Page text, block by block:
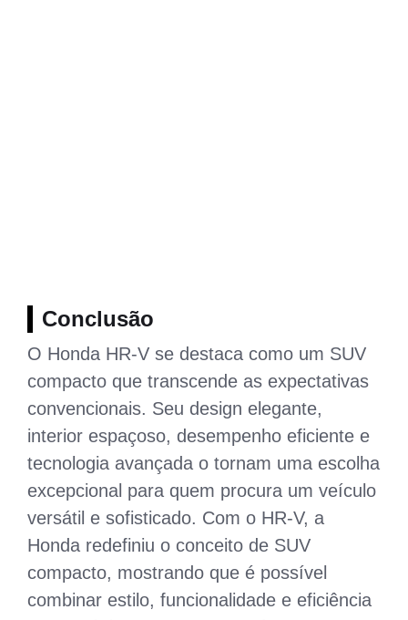
Conclusão
O Honda HR-V se destaca como um SUV
compacto que transcende as expectativas
convencionais. Seu design elegante,
interior espaçoso, desempenho eficiente e
tecnologia avançada o tornam uma escolha
excepcional para quem procura um veículo
versátil e sofisticado. Com o HR-V, a
Honda redefiniu o conceito de SUV
compacto, mostrando que é possível
combinar estilo, funcionalidade e eficiência